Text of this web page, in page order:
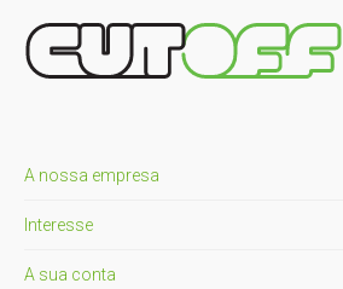
A nossa empresa
Interesse
A sua conta